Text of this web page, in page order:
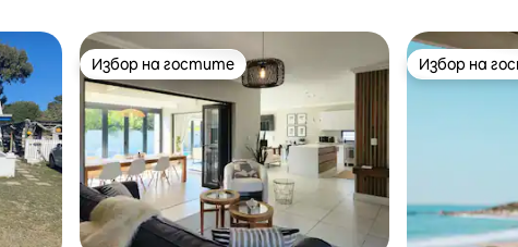
Избор на гостите
Избор на гостите Избор на
Избор на